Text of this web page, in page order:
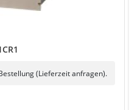
(Lieferzeit anfragen).